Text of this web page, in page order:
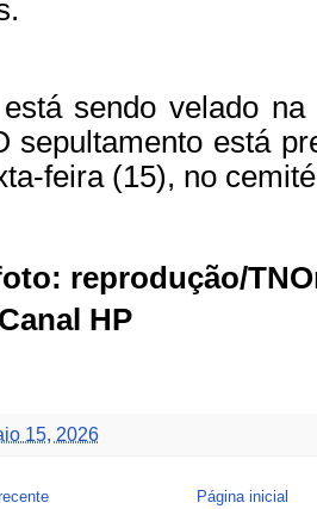
sendo velado
sepultamento está
feira (15), no
reprodução/
HP
15, 2026
Página inicial